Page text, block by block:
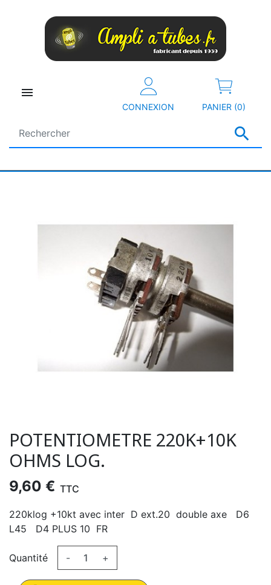


CONNEXION PANIER (0)
POTENTIOMETRE 220K+10K
OHMS LOG.
9,60 € TTC
220klog +10kt avec inter D ext.20 double axe D6
L45 D4 PLUS 10 FR
Quantité - +